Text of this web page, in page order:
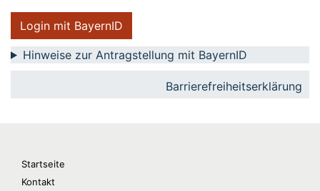
Login mit BayernID
Hinweise zur Antragstellung mit BayernID
Barrierefreiheitserklärung
Startseite
Kontakt